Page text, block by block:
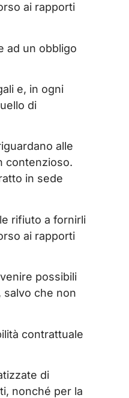
ai rapporti
ad un obbligo
e, in ogni
di
alle
contenzioso.
in sede
rifiuto a fornirli
ai rapporti
possibili
che non
contrattuale
di
nonché per la